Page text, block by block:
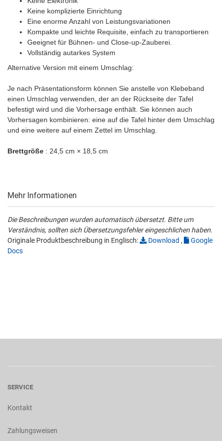
Keine komplizierte Einrichtung
Eine enorme Anzahl von Leistungsvariationen
Kompakte und leichte Requisite, einfach zu transportieren
Geeignet für Bühnen- und Close-up-Zauberei.
Vollständig autarkes System
Alternative Version mit einem Umschlag:
Je nach Präsentationsform können Sie anstelle von Klebeband
einen Umschlag verwenden, der an der Rückseite der Tafel
befestigt wird und die Vorhersage enthält. Sie können auch
Vorhersagen kombinieren: eine auf die Tafel hinter dem Umschlag
und eine weitere auf einem Zettel im Umschlag.
Brettgröße : 24,5 cm × 18,5 cm
Mehr Informationen
Die Beschreibungen wurden automatisch übersetzt. Bitte um
Verständnis, sollten sich Übersetzungsfehler eingeschlichen haben.
Originale Produktbeschreibung in Englisch:
Download ,
Google
Docs
SERVICE
Kontakt
Zahlungsweisen